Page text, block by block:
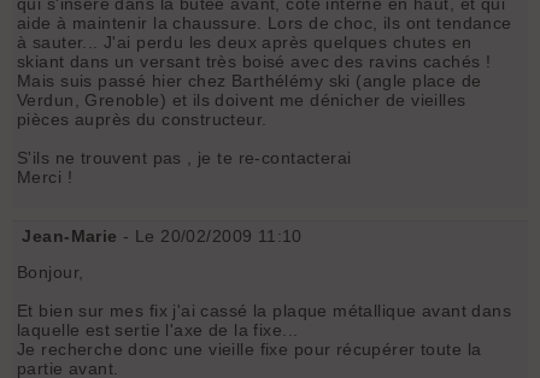
aide à maintenir la chaussure. Lors de choc, ils ont tendance
à sauter... J'ai perdu les deux après quelques chutes en
skiant dans un versant très boisé avec des ravins cachés !
Mais suis passé hier chez Barthélémy ski (angle place de
Verdun, Grenoble) et ils doivent me dénicher de vieilles
pièces auprès du constructeur.
S'ils ne trouvent pas , je te re-contacterai
Merci !
Jean-Marie - Le 20/02/2009 11:10
Bonjour,
Et bien sur mes fix j'ai cassé la plaque métallique avant dans
laquelle est sertie l'axe de la fixe...
Je recherche donc une vieille fixe pour récupérer toute la
partie avant.